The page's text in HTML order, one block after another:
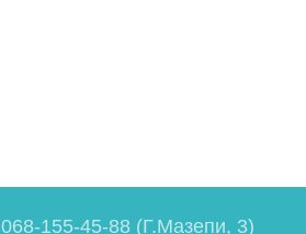
068-155-45-88 (Г.Мазепи, 3)